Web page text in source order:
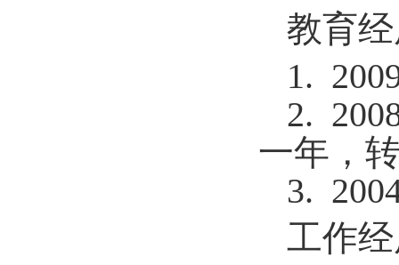
教育
1.
2.
一年，
3.
工作